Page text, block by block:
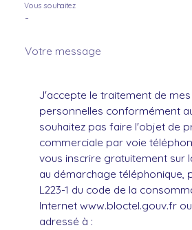
-
Vous souhaitez
Votre message
J'accepte le traitement de
personnelles conformément
souhaitez pas faire l'objet de
commerciale par voie
vous inscrire gratuitement sur
au démarchage téléphonique,
L223-1 du code de la
Internet www.bloctel.gouv.fr
adressé à :